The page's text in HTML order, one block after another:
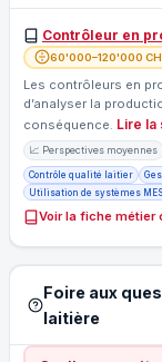
Contrôleur en
60'000–120'000
Les contrôleurs en
d’analyser la
conséquence. Lire la
📈 Perspectives moyennes
Contrôle qualité laitier
Utilisation de systèmes
Voir la fiche métier
Foire aux
laitière